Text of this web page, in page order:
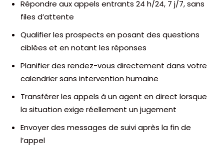
Répondre aux appels entrants 24 h/24, 7 j/7, sans
files d’attente
Qualifier les prospects en posant des questions
ciblées et en notant les réponses
Planifier des rendez-vous directement dans votre
calendrier sans intervention humaine
Transférer les appels à un agent en direct lorsque
la situation exige réellement un jugement
Envoyer des messages de suivi après la fin de
l’appel